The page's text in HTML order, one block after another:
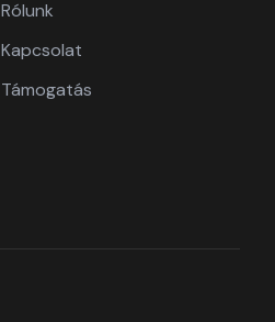
Rólunk
Kapcsolat
Támogatás